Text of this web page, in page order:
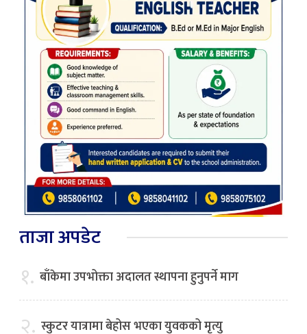
ताजा अपडेट
१. बाँकेमा उपभोक्ता अदालत स्थापना हुनुपर्ने माग
२. स्कुटर यात्रामा बेहोस भएका युवकको मृत्यु